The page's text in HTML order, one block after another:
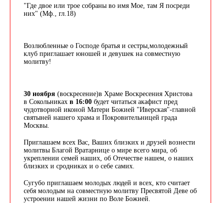
"Где двое или трое собраны во имя Мое, там Я посреди
них" (Мф., гл.18)
Возлюбленные о Господе братья и сестры,молодежный
клуб приглашает юношей и девушек на совместную
молитву!
30 ноября (воскресение)в Храме Воскресения Христова
в Сокольниках в 16:00 будет читаться акафист пред
чудотворной иконой Матери Божией "Иверская"-главной
святыней нашего храма и Покровительницей града
Москвы.
Приглашаем всех Вас, Ваших близких и друзей вознести
молитвы Благой Вратарнице о мире всего мира, об
укреплении семей наших, об Отечестве нашем, о наших
близких и сродниках и о себе самих.
Сугубо приглашаем молодых людей и всех, кто считает
себя молодым на совместную молитву Пресвятой Деве об
устроении нашей жизни по Воле Божией.